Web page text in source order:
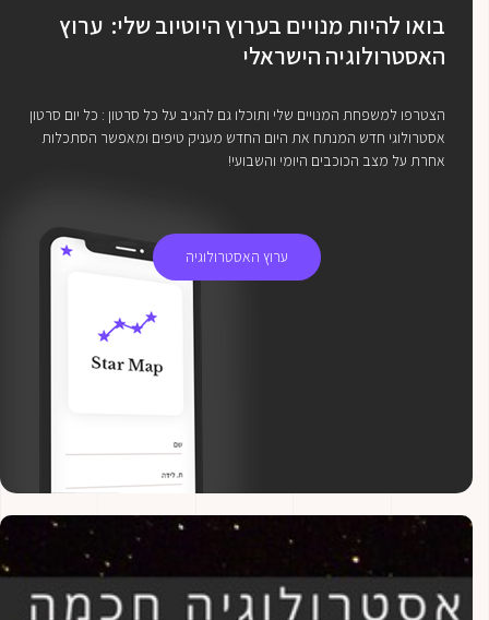
בואו להיות מנויים בערוץ היוטיוב שלי: ערוץ
האסטרולוגיה הישראלי
הצטרפו למשפחת המנויים שלי ותוכלו גם להגיב על כל סרטון : כל יום סרטון
אסטרולוגי חדש המנתח את היום החדש מעניק טיפים ומאפשר הסתכלות
אחרת על מצב הכוכבים היומי והשבועי!
ערוץ האסטרולוגיה